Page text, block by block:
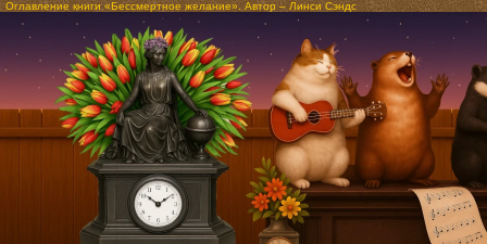
Оглавление книги «Бессмертное желание». Автор – Линси Сэндс